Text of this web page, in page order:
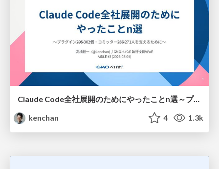
Claude Code全社展開のためにやったことn選～プラグイン302個・コミッター271人を支えるために～
kenchan
4 1.3k